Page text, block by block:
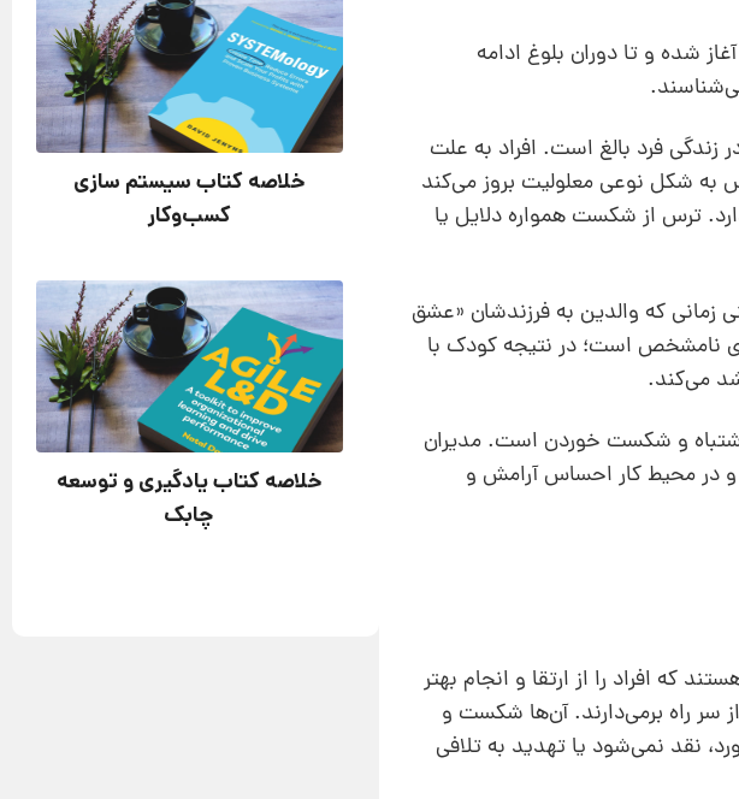
شده و تا دوران بلوغ ادامه
فرد بالغ است. افراد به علت
به شکل نوعی معلولیت بروز می‌کند
ترس از شکست همواره دلایل یا
که والدین به فرزندشان «عشق
نامشخص است؛ در نتیجه کودک با
می‌کند.
و شکست خوردن است. مدیران
و در محیط کار احساس آرامش و
که افراد را از ارتقا و انجام بهتر
از سر راه برمی‌دارند. آن‌ها شکست و
نقد نمی‌شود یا تهدید به تلافی
خلاصه کتاب سیستم سازی
کسب‌وکار
خلاصه کتاب یادگیری و توسعه
چابک